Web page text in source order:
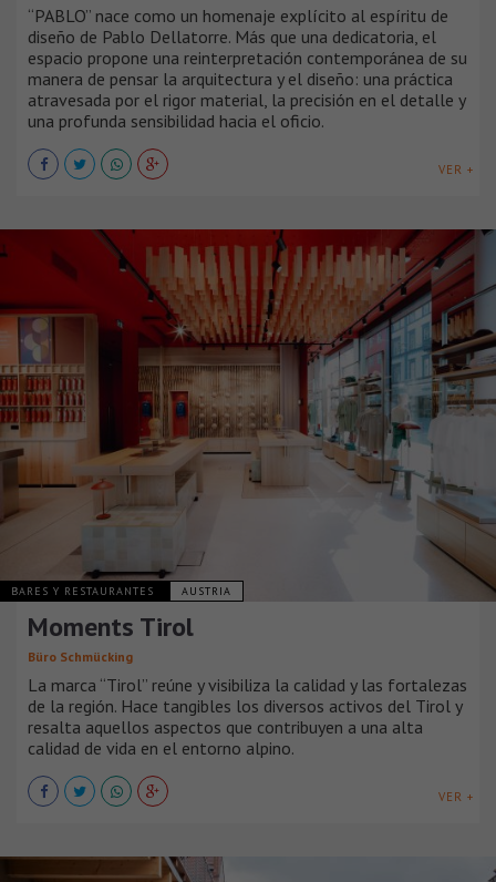
“PABLO” nace como un homenaje explícito al espíritu de
diseño de Pablo Dellatorre. Más que una dedicatoria, el
espacio propone una reinterpretación contemporánea de su
manera de pensar la arquitectura y el diseño: una práctica
atravesada por el rigor material, la precisión en el detalle y
una profunda sensibilidad hacia el oficio.
VER +
BARES Y RESTAURANTES AUSTRIA
Moments Tirol
Büro Schmücking
La marca “Tirol” reúne y visibiliza la calidad y las fortalezas
de la región. Hace tangibles los diversos activos del Tirol y
resalta aquellos aspectos que contribuyen a una alta
calidad de vida en el entorno alpino.
VER +